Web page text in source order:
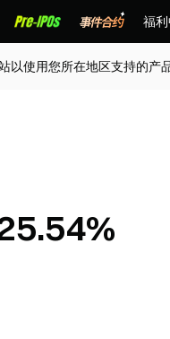
福
以使用您所在地区支持的产